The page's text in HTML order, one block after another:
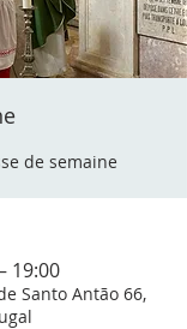
de semaine
19:00
Santo Antão 66,